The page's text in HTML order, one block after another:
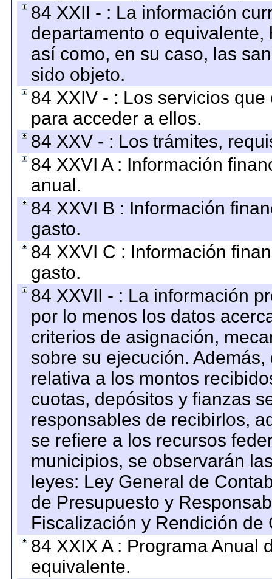
84 XXII - : La información
departamento o
así como, en su caso, las
sido objeto.
84 XXIV - : Los servicios
para acceder a ellos.
84 XXV - : Los trámites,
84 XXVI A : Información
anual.
84 XXVI B : Información
gasto.
84 XXVI C : Información
gasto.
84 XXVII - : La información
por lo menos los datos
criterios de asignación,
sobre su ejecución.
relativa a los montos
cuotas, depósitos y fianzas
responsables de recibirlos,
se refiere a los recursos
municipios, se observarán
leyes: Ley General de
de Presupuesto y
Fiscalización y Rendición
84 XXIX A : Programa Anual
equivalente.